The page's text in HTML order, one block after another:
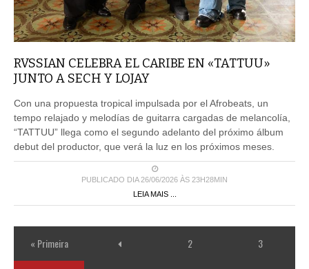
RVSSIAN CELEBRA EL CARIBE EN «TATTUU»
JUNTO A SECH Y LOJAY
Con una propuesta tropical impulsada por el Afrobeats, un
tempo relajado y melodías de guitarra cargadas de melancolía,
“TATTUU” llega como el segundo adelanto del próximo álbum
debut del productor, que verá la luz en los próximos meses.
PUBLICADO DIA 26/06/2026 ÀS 23H28MIN
LEIA MAIS ...
« Primeira 2 3